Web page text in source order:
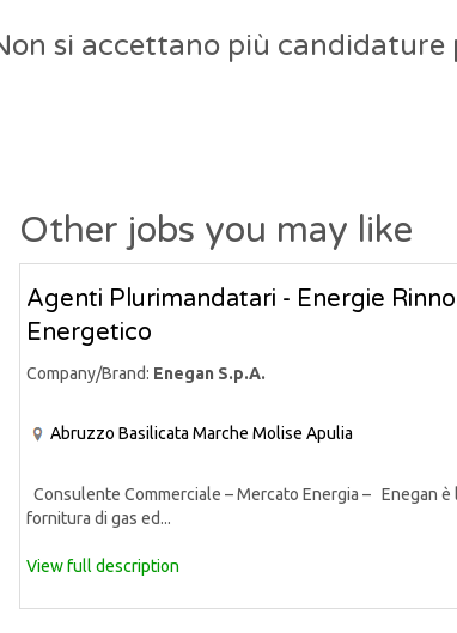
si accettano più candidature
Other jobs you may like
Agenti Plurimandatari - Energie
Energetico
Company/Brand: Enegan S.p.A.
Abruzzo Basilicata Marche Molise Apulia
Consulente Commerciale – Mercato Energia – Enegan
fornitura di gas ed...
View full description